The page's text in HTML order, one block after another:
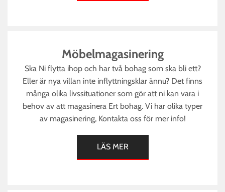
Möbelmagasinering
Ska Ni flytta ihop och har två bohag som ska bli ett?
Eller är nya villan inte inflyttningsklar ännu? Det finns
många olika livssituationer som gör att ni kan vara i
behov av att magasinera Ert bohag. Vi har olika typer
av magasinering, Kontakta oss för mer info!
LÄS MER